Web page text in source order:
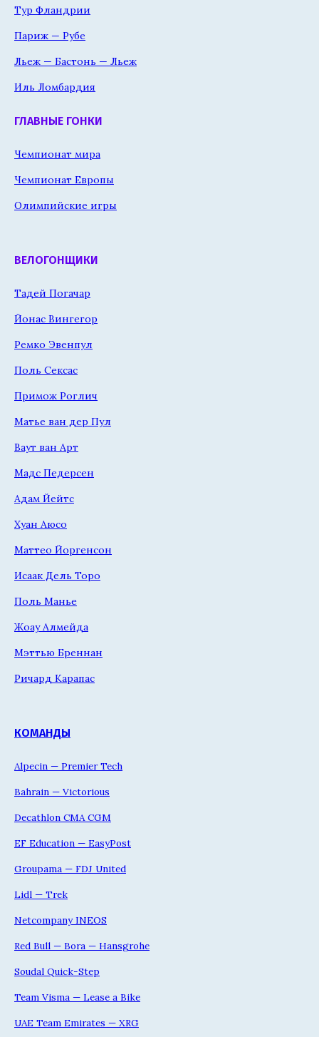
Тур Фландрии
Париж — Рубе
Льеж — Бастонь — Льеж
Иль Ломбардия
ГЛАВНЫЕ ГОНКИ
Чемпионат мира
Чемпионат Европы
Олимпийские игры
ВЕЛОГОНЩИКИ
Тадей Погачар
Йонас Вингегор
Ремко Эвенпул
Поль Сексас
Примож Роглич
Матье ван дер Пул
Ваут ван Арт
Мадс Педерсен
Адам Йейтс
Хуан Аюсо
Маттео Йоргенсон
Исаак Дель Торо
Поль Манье
Жоау Алмейда
Мэттью Бреннан
Ричард Карапас
КОМАНДЫ
Alpecin — Premier Tech
Bahrain — Victorious
Decathlon CMA CGM
EF Education — EasyPost
Groupama — FDJ United
Lidl — Trek
Netcompany INEOS
Red Bull — Bora — Hansgrohe
Soudal Quick-Step
Team Visma — Lease a Bike
UAE Team Emirates — XRG